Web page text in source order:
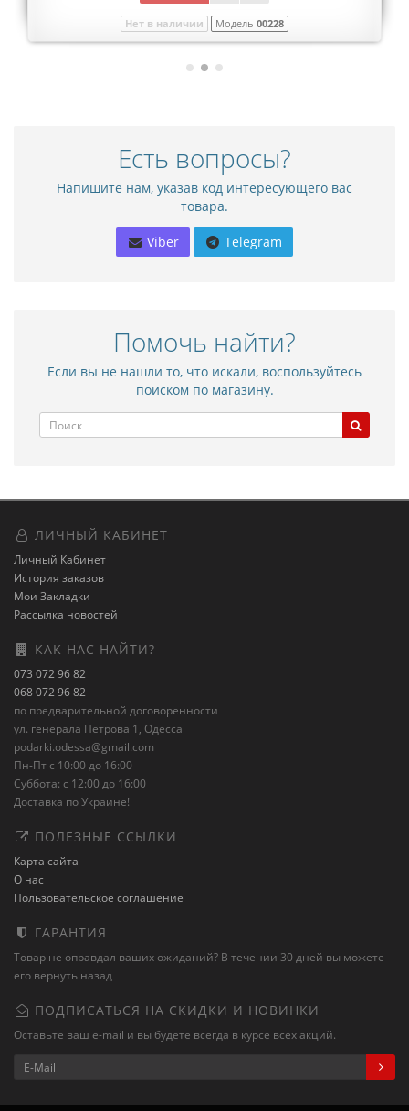
Нет в наличии Модель 00228
Есть вопросы?
Напишите нам, указав код интересующего вас
товара.
Viber Telegram
Помочь найти?
Если вы не нашли то, что искали, воспользуйтесь
поиском по магазину.
ЛИЧНЫЙ КАБИНЕТ
Личный Кабинет
История заказов
Мои Закладки
Рассылка новостей
КАК НАС НАЙТИ?
073 072 96 82
068 072 96 82
по предварительной договоренности
ул. генерала Петрова 1, Одесса
podarki.odessa@gmail.com
Пн-Пт с 10:00 до 16:00
Суббота: с 12:00 до 16:00
Доставка по Украине!
ПОЛЕЗНЫЕ ССЫЛКИ
Карта сайта
О нас
Пользовательское соглашение
ГАРАНТИЯ
Товар не оправдал ваших ожиданий? В течении 30 дней вы можете
его вернуть назад
ПОДПИСАТЬСЯ НА СКИДКИ И НОВИНКИ
Оставьте ваш e-mail и вы будете всегда в курсе всех акций.